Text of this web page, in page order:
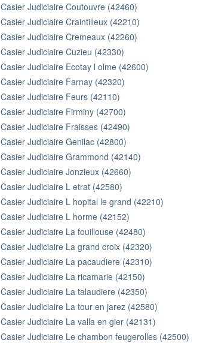
Casier Judiciaire Coutouvre (42460)
Casier Judiciaire Craintilleux (42210)
Casier Judiciaire Cremeaux (42260)
Casier Judiciaire Cuzieu (42330)
Casier Judiciaire Ecotay l olme (42600)
Casier Judiciaire Farnay (42320)
Casier Judiciaire Feurs (42110)
Casier Judiciaire Firminy (42700)
Casier Judiciaire Fraisses (42490)
Casier Judiciaire Genilac (42800)
Casier Judiciaire Grammond (42140)
Casier Judiciaire Jonzieux (42660)
Casier Judiciaire L etrat (42580)
Casier Judiciaire L hopital le grand (42210)
Casier Judiciaire L horme (42152)
Casier Judiciaire La fouillouse (42480)
Casier Judiciaire La grand croix (42320)
Casier Judiciaire La pacaudiere (42310)
Casier Judiciaire La ricamarie (42150)
Casier Judiciaire La talaudiere (42350)
Casier Judiciaire La tour en jarez (42580)
Casier Judiciaire La valla en gier (42131)
Casier Judiciaire Le chambon feugerolles (42500)